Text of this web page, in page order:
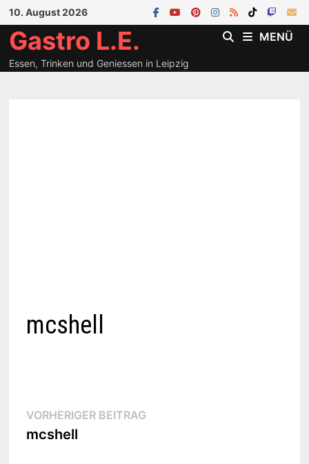
Zum
Inhalt
springen
10. August 2026
Gastro L.E.
Essen, Trinken und Geniessen in Leipzig
MENÜ
mcshell
Beitragsnavigation
VORHERIGER BEITRAGVorheriger
mcshell